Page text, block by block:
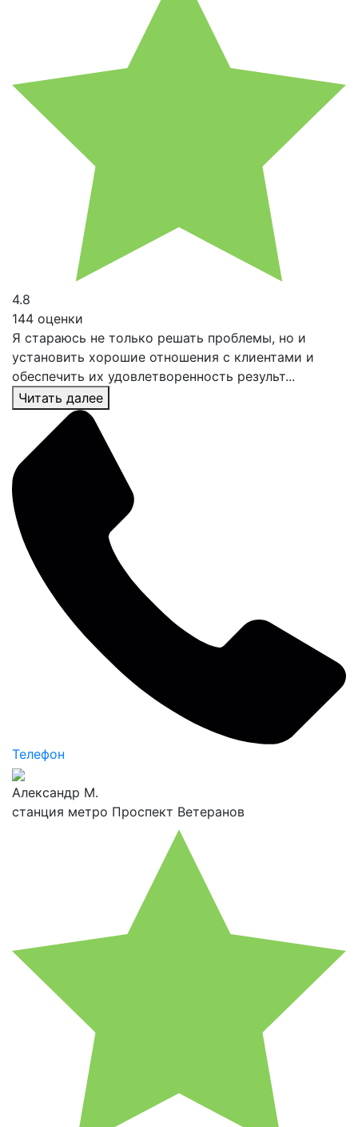
4.8
144 оценки
Я стараюсь не только решать проблемы, но и
установить хорошие отношения с клиентами и
обеспечить их удовлетворенность результ...
Читать далее
Телефон
Александр М.
станция метро Проспект Ветеранов